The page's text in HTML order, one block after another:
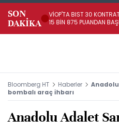
SON
DAKİKA
VİOP'TA BIST 30
15 BİN 875 PUANDAN
Bloomberg HT Haberler
bombalı araç ihbarı
Anadolu Adalet